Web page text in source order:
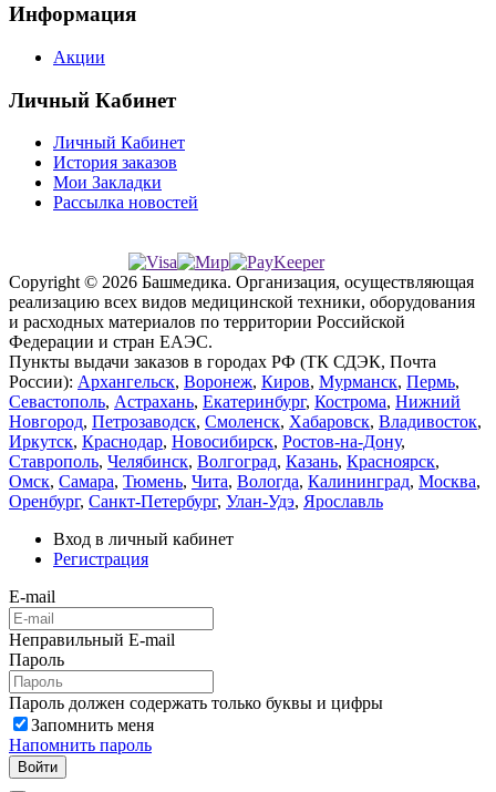
Информация
Акции
Личный Кабинет
Личный Кабинет
История заказов
Мои Закладки
Рассылка новостей
Copyright © 2026 Башмедика. Организация, осуществляющая
реализацию всех видов медицинской техники, оборудования
и расходных материалов по территории Российской
Федерации и стран ЕАЭС.
Пункты выдачи заказов в городах РФ (ТК СДЭК, Почта
России): Архангельск, Воронеж, Киров, Мурманск, Пермь,
Севастополь, Астрахань, Екатеринбург, Кострома, Нижний
Новгород, Петрозаводск, Смоленск, Хабаровск, Владивосток,
Иркутск, Краснодар, Новосибирск, Ростов-на-Дону,
Ставрополь, Челябинск, Волгоград, Казань, Красноярск,
Омск, Самара, Тюмень, Чита, Вологда, Калининград, Москва,
Оренбург, Санкт-Петербург, Улан-Удэ, Ярославль
Вход в личный кабинет
Регистрация
E-mail
Неправильный E-mail
Пароль
Пароль должен содержать только буквы и цифры
Запомнить меня
Напомнить пароль
Войти